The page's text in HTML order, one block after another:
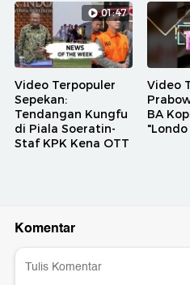
01:47
Video Terpopuler
Sepekan:
Tendangan Kungfu
di Piala Soeratin-
Staf KPK Kena OTT
Video
BA